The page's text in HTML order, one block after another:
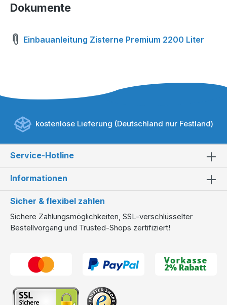
Dokumente
Einbauanleitung Zisterne Premium 2200 Liter
kostenlose Lieferung (Deutschland nur Festland)
Service-Hotline
Informationen
Sicher & flexibel zahlen
Sichere Zahlungsmöglichkeiten, SSL-verschlüsselter
Bestellvorgang und Trusted-Shops zertifiziert!